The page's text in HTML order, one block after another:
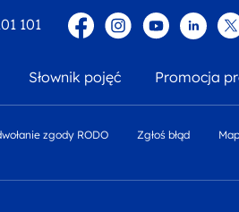
101 FacebookInstagram
YouTube
Słownik pojęć Promocja
zgody RODO Zgłoś błąd